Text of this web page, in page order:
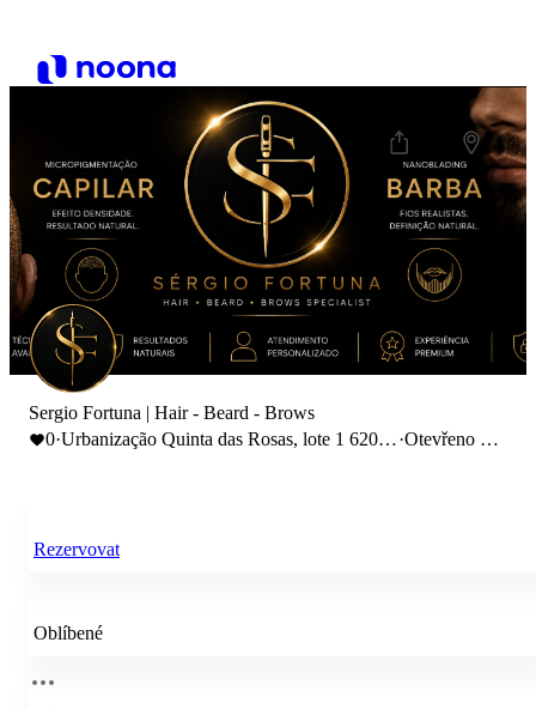
Sergio Fortuna | Hair - Beard - Brows
0·Urbanização Quinta das Rosas, lote 1 6200 ·Otevřeno do
Rezervovat
Oblíbené